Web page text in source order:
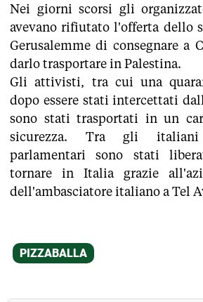
Nei giorni scorsi gli
avevano rifiutato l'offerta dello
Gerusalemme di consegnare a
darlo trasportare in Palestina.
Gli attivisti, tra cui una
dopo essere stati intercettati
sono stati trasportati in un
sicurezza. Tra gli
parlamentari sono stati
tornare in Italia grazie
dell'ambasciatore italiano a Tel